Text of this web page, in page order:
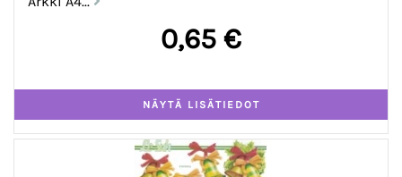
0,65 €